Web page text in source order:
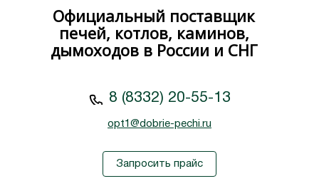
Официальный поставщик
печей, котлов, каминов,
дымоходов в России и СНГ
8 (8332) 20-55-13
opt1@dobrie-pechi.ru
Запросить прайс